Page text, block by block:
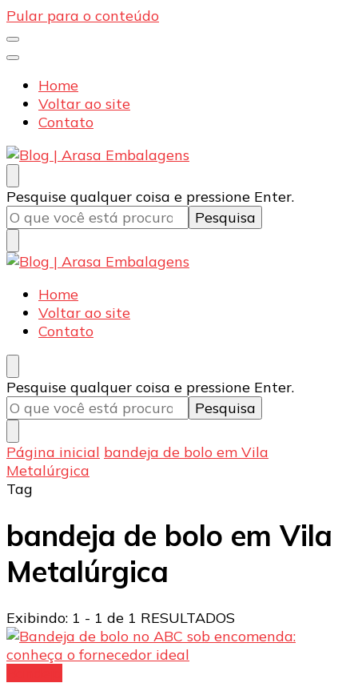
Pular para o conteúdo
Home
Voltar ao site
Contato
Blog | Arasa Embalagens
Confira conteúdos sobre embalagens para pizzas,
doces e salgados. Tudo para seu comércio com a
qualidade Arasa. Leia nossos conteúdos!
Procurando
algo?
Pesquise qualquer coisa e pressione Enter.
Blog | Arasa Embalagens
Confira conteúdos sobre embalagens para pizzas,
doces e salgados. Tudo para seu comércio com a
qualidade Arasa. Leia nossos conteúdos!
Home
Voltar ao site
Contato
Procurando
algo?
Pesquise qualquer coisa e pressione Enter.
Página inicial bandeja de bolo em Vila
Metalúrgica
Tag
bandeja de bolo em Vila
Metalúrgica
Exibindo: 1 - 1 de 1 RESULTADOS